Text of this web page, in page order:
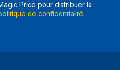
Price pour distribuer la
de confidentialité.